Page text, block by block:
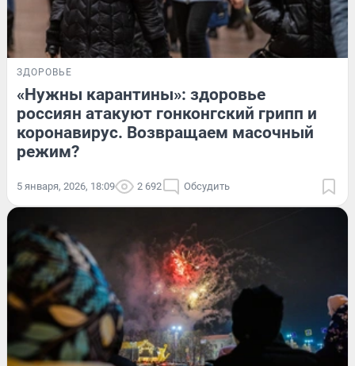
ЗДОРОВЬЕ
«Нужны карантины»: здоровье
россиян атакуют гонконгский грипп и
коронавирус. Возвращаем масочный
режим?
5 января, 2026, 18:09 2 692 Обсудить